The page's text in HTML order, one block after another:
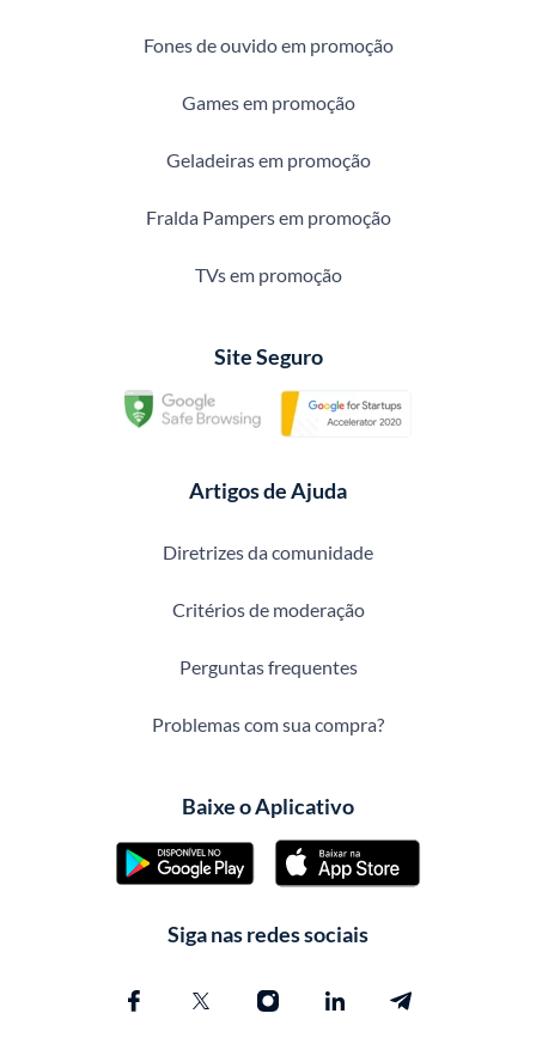
Fones de ouvido em promoção
Games em promoção
Geladeiras em promoção
Fralda Pampers em promoção
TVs em promoção
Site Seguro
Artigos de Ajuda
Diretrizes da comunidade
Critérios de moderação
Perguntas frequentes
Problemas com sua compra?
Baixe o Aplicativo
Siga nas redes sociais